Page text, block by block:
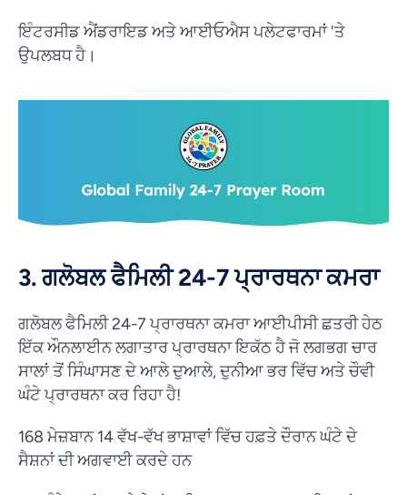
ਇੰਟਰਸੀਡ ਐਂਡਰਾਇਡ ਅਤੇ ਆਈਓਐਸ ਪਲੇਟਫਾਰਮਾਂ 'ਤੇ
ਉਪਲਬਧ ਹੈ।
3. ਗਲੋਬਲ ਫੈਮਿਲੀ 24-7 ਪ੍ਰਾਰਥਨਾ ਕਮਰਾ
ਗਲੋਬਲ ਫੈਮਿਲੀ 24-7 ਪ੍ਰਾਰਥਨਾ ਕਮਰਾ ਆਈਪੀਸੀ ਛਤਰੀ ਹੇਠ
ਇੱਕ ਔਨਲਾਈਨ ਲਗਾਤਾਰ ਪ੍ਰਾਰਥਨਾ ਇਕੱਠ ਹੈ ਜੋ ਲਗਭਗ ਚਾਰ
ਸਾਲਾਂ ਤੋਂ ਸਿੰਘਾਸਣ ਦੇ ਆਲੇ ਦੁਆਲੇ, ਦੁਨੀਆ ਭਰ ਵਿੱਚ ਅਤੇ ਚੌਵੀ
ਘੰਟੇ ਪ੍ਰਾਰਥਨਾ ਕਰ ਰਿਹਾ ਹੈ!
168 ਮੇਜ਼ਬਾਨ 14 ਵੱਖ-ਵੱਖ ਭਾਸ਼ਾਵਾਂ ਵਿੱਚ ਹਫ਼ਤੇ ਦੌਰਾਨ ਘੰਟੇ ਦੇ
ਸੈਸ਼ਨਾਂ ਦੀ ਅਗਵਾਈ ਕਰਦੇ ਹਨ